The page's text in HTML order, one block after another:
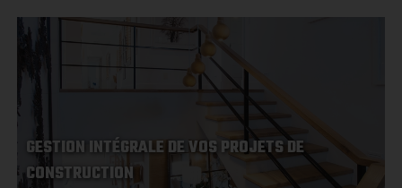
GESTION INTÉGRALE DE VOS PROJETS DE
CONSTRUCTION